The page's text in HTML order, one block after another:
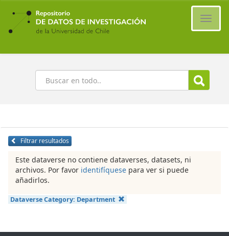
Ir
contenido
principal
Buscar
Filtrar resultados
Este dataverse no contiene dataverses, datasets, ni
archivos. Por favor identifíquese para ver si puede
añadirlos.
Dataverse Category: Department